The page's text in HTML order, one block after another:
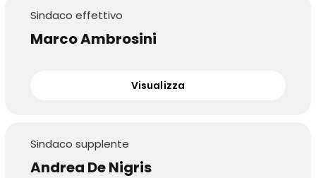
Sindaco effettivo
Marco Ambrosini
Visualizza
Sindaco supplente
Andrea De Nigris